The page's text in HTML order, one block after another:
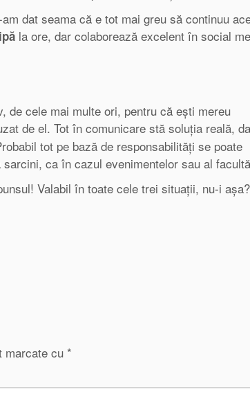
dat seama că e tot mai greu să continuu
la ore, dar colaborează excelent în social
de cele mai multe ori, pentru că ești mereu
de el. Tot în comunicare stă soluția reală,
tot pe bază de responsabilități se poate
ca în cazul evenimentelor sau al
Valabil în toate cele trei situații, nu-i așa?
marcate cu *